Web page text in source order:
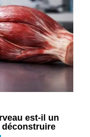
est-il un
déconstruire